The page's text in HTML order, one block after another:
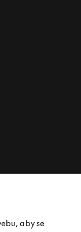
aby se